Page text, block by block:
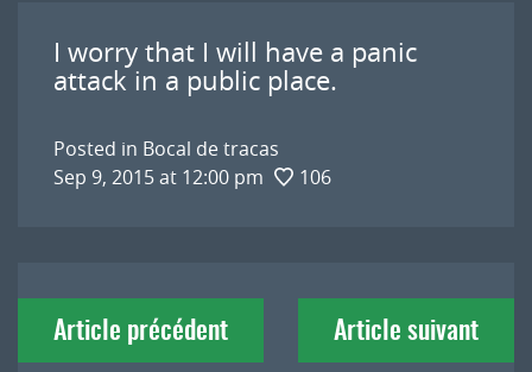
I worry that I will have a panic
attack in a public place.
Posted in Bocal de tracas
Sep 9, 2015 at 12:00 pm
106
Navigation
deArticle précédent Article suivant